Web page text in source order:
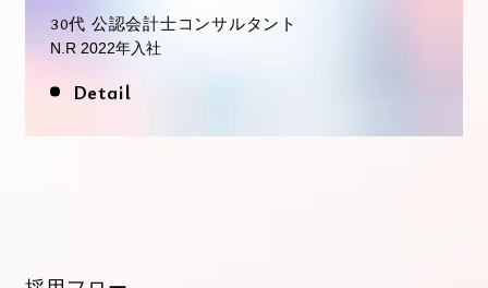
30代 公認会計士コンサルタント
N.R 2022年入社
Detail